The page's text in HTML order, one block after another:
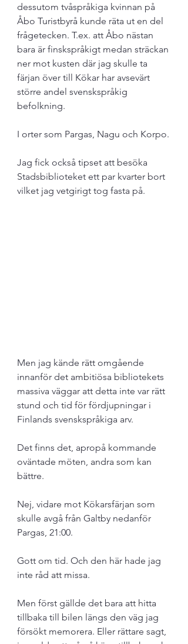
dessutom tvåspråkiga kvinnan på
Åbo Turistbyrå kunde räta ut en del
frågetecken. T.ex. att Åbo nästan
bara är finskspråkigt medan sträckan
ner mot kusten där jag skulle ta
färjan över till Kökar har avsevärt
större andel svenskspråkig
befolkning.
I orter som Pargas, Nagu och Korpo.
Jag fick också tipset att besöka
Stadsbiblioteket ett par kvarter bort
vilket jag vetgirigt tog fasta på.
Men jag kände rätt omgående
innanför det ambitiösa bibliotekets
massiva väggar att detta inte var rätt
stund och tid för fördjupningar i
Finlands svenskspråkiga arv.
Det finns det, apropå kommande
oväntade möten, andra som kan
bättre.
Nej, vidare mot Kökarsfärjan som
skulle avgå från Galtby nedanför
Pargas, 21:00.
Gott om tid. Och den här hade jag
inte råd att missa.
Men först gällde det bara att hitta
tillbaka till bilen längs den väg jag
försökt memorera. Eller rättare sagt,